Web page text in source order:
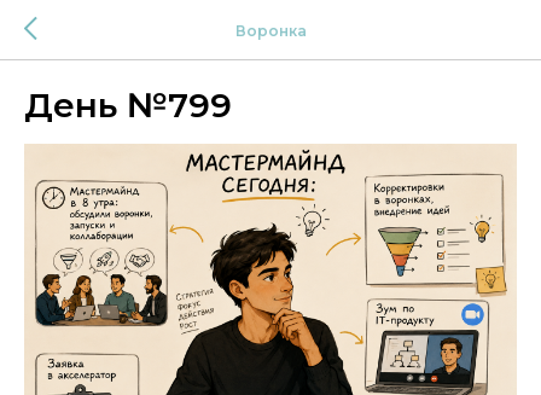
Воронка
День №799